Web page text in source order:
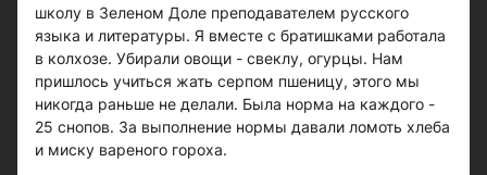
школу в Зеленом Доле преподавателем русского
языка и литературы. Я вместе с братишками работала
в колхозе. Убирали овощи - свеклу, огурцы. Нам
пришлось учиться жать серпом пшеницу, этого мы
никогда раньше не делали. Была норма на каждого -
25 снопов. За выполнение нормы давали ломоть хлеба
и миску вареного гороха.